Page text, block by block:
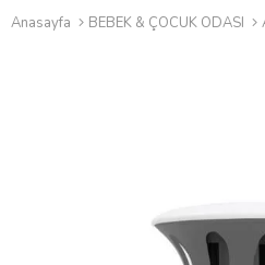
Anasayfa BEBEK & ÇOCUK ODASI